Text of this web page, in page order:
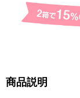
商品説明